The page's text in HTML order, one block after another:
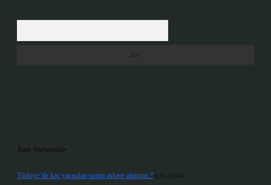
Son Yorumlar
Türkiye’de kaç yaşından sonra askere alınmaz ? için admin